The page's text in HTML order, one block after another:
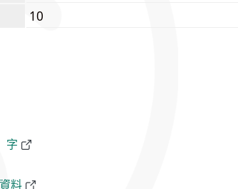
10
字
料